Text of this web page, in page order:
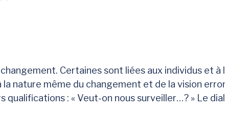
changement. Certaines sont liées aux individus et
la nature même du changement et de la vision
: « Veut-on nous surveiller…? » Le